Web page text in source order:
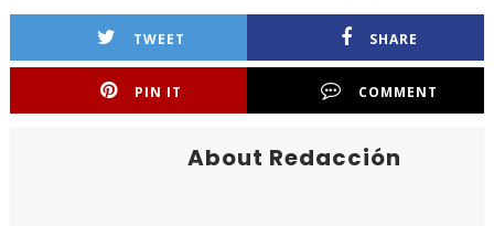
TWEET SHARE
PIN IT COMMENT
About Redacción